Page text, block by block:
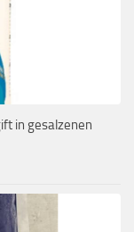
in gesalzenen